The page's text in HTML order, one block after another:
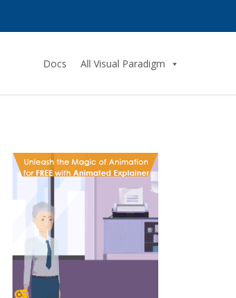
Docs All Visual Paradigm